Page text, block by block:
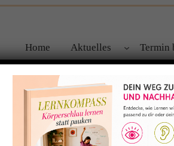
Home Aktuelles Termin
und DU